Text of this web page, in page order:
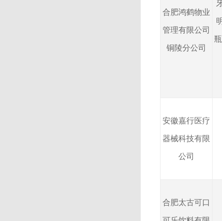
合肥鸿鹤物业
管理有限公司
铜陵分公司
安徽嘉行医疗
器械科技有限
公司
合肥太古可口